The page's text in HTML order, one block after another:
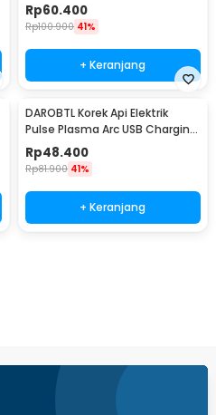
Rp60.400
Rp100.900 41%
+ Keranjang
DAROBTL Korek Api Elektrik
Pulse Plasma Arc USB Charging
- M911
Rp48.400
Rp81.900 41%
+ Keranjang